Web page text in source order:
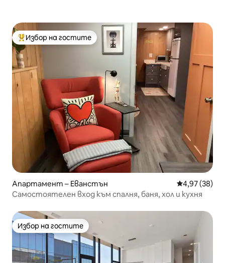
Най-популярен избор на гостите
Избор на гостите
Апартамент – Еванстън Средна
4,97 (38)
Самостоятелен вход към спалня, баня, хол и кухня
Избор на гостите
Избор на гостите